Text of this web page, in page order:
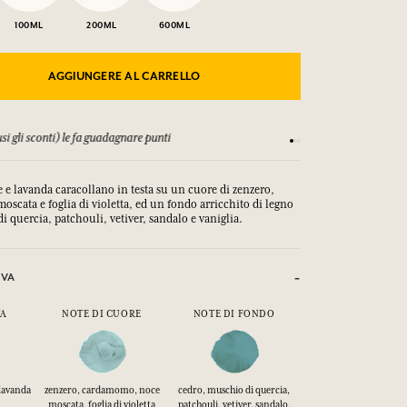
100ML 200ML 600ML
AGGIUNGERE AL CARRELLO
gli sconti) le fa guadagnare punti
lavanda caracollano in testa su un cuore di zenzero,
e foglia di violetta, ed un fondo arricchito di legno
quercia, patchouli, vetiver, sandalo e vaniglia.
NOTE DI CUORE NOTE DI FONDO
zenzero, cardamomo, noce
moscata, foglia di violetta
cedro, muschio di quercia,
patchouli, vetiver, sandalo,